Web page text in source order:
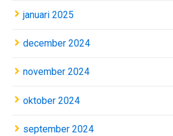
januari 2025
december 2024
november 2024
oktober 2024
september 2024